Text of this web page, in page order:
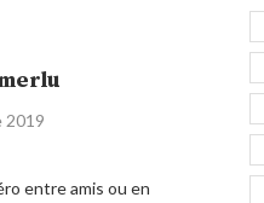
2019
entre amis ou en